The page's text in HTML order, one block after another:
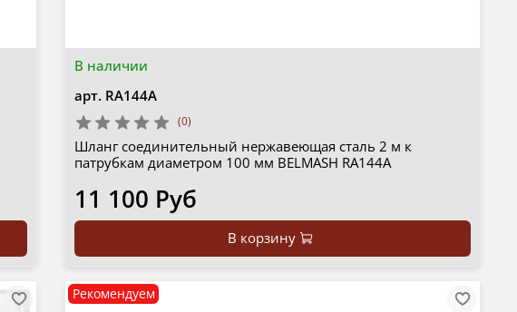
В наличии
арт. RA144A
(0)
Шланг соединительный нержавеющая сталь 2 м к
патрубкам диаметром 100 мм BELMASH RA144A
11 100 Руб
В корзину
Рекомендуем